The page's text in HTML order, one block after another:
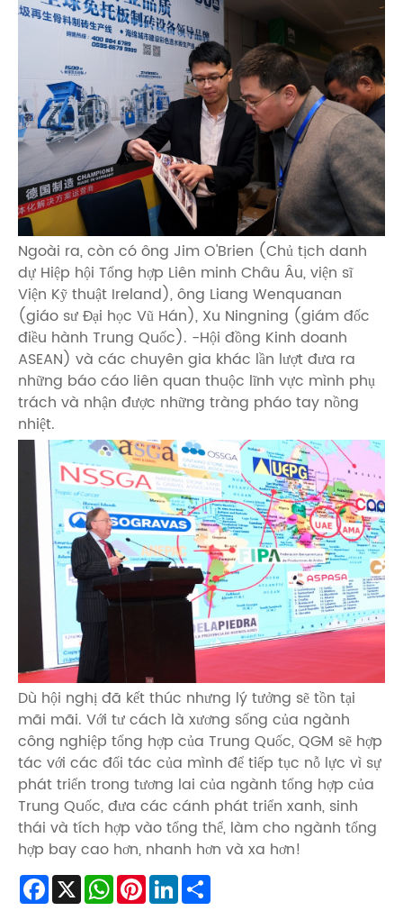
Ngoài ra, còn có ông Jim O'Brien (Chủ tịch danh
dự Hiệp hội Tổng hợp Liên minh Châu Âu, viện sĩ
Viện Kỹ thuật Ireland), ông Liang Wenquanan
(giáo sư Đại học Vũ Hán), Xu Ningning (giám đốc
điều hành Trung Quốc). -Hội đồng Kinh doanh
ASEAN) và các chuyên gia khác lần lượt đưa ra
những báo cáo liên quan thuộc lĩnh vực mình phụ
trách và nhận được những tràng pháo tay nồng
nhiệt.
Dù hội nghị đã kết thúc nhưng lý tưởng sẽ tồn tại
mãi mãi. Với tư cách là xương sống của ngành
công nghiệp tổng hợp của Trung Quốc, QGM sẽ hợp
tác với các đối tác của mình để tiếp tục nỗ lực vì sự
phát triển trong tương lai của ngành tổng hợp của
Trung Quốc, đưa các cánh phát triển xanh, sinh
thái và tích hợp vào tổng thể, làm cho ngành tổng
hợp bay cao hơn, nhanh hơn và xa hơn!
Facebook
X WhatsApp
PinterestLinkedIn